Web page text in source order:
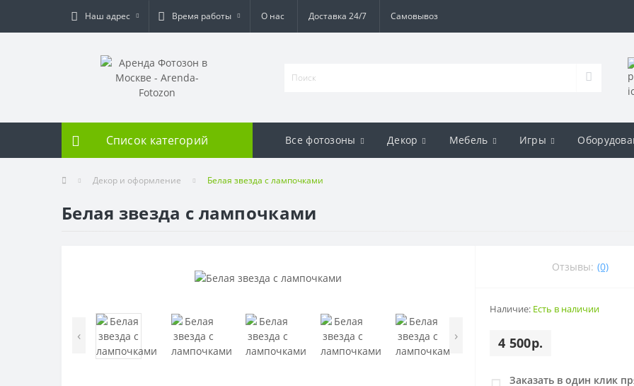
Наш адрес Время работы О нас Доставка 24/7 Самовывоз
Список категорий Все фотозоны Декор Мебель Игры
Декор и оформление Белая звезда с лампочками
Белая звезда с лампочками
‹ ›
Отзывы: (0)
Наличие: Есть в наличии
4 500р.
Заказать в один клик